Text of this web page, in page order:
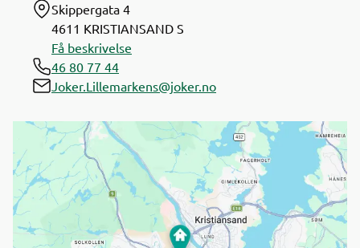
Skippergata 4
4611 KRISTIANSAND S
Få beskrivelse
46 80 77 44
Joker.Lillemarkens@joker.no